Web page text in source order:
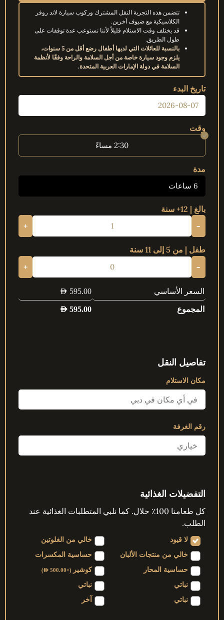
تتضمن هذه التجربة النقل المشترك وركوب سيارة لاند روفر
الكلاسيكية مع ضيوف آخرين.
قد يختلف وقت الاستلام قليلاً لأننا نستوعب عدة توقفات على
طول الطريق.
بالنسبة للعائلات التي لديها أطفال رضع أقل من 5 سنوات،
يلزم وجود سيارة خاصة من أجل السلامة والراحة وفقًا لأنظمة
السلامة في دولة الإمارات العربية المتحدة.
تاريخ البدء
وقت
2:30 مساءً
مدة
6 ساعات
بالغ | 12+ سنة
-
+
طفل | من 5 إلى 11 سنة
-
+
السعر الأساسي AED 595.00
المجموع AED 595.00
تفاصيل النقل
مكان الاستلام
رقم الغرفة
التفضيلات الغذائية
كل طعامنا 100٪ حلال. كما نلبي المتطلبات الغذائية عند
الطلب.
لا قيود
خالي من الغلوتين
خالي من منتجات الألبان
حساسية المكسرات
حساسية المحار
كوشير (
+
AED 500.00
)
نباتي
نباتي
نباتي
آخر